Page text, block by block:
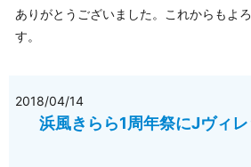
ありがとうございました。これからもよ
す。
2018/04/14
浜風きらら1周年祭にJヴィ